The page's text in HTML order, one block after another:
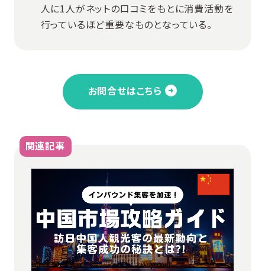
人に1人がネットの口コミをもとに消費活動を
行っているほど重要なものとなっている。
お問合せはこちら
関連記事